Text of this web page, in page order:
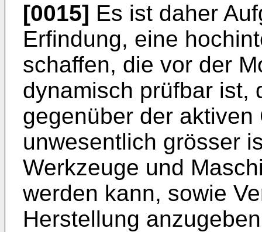
[0015] Es ist daher
Erfindung, eine
schaffen, die vor der
dynamisch prüfbar ist,
gegenüber der aktiven
unwesentlich grösser
Werkzeuge und
wer­den kann, sowie
Herstellung